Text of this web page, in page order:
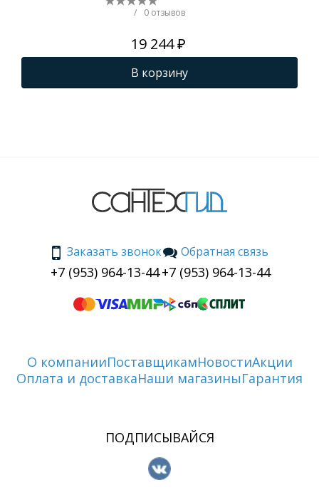
/ 0 отзывов
19 244 ₽
В корзину
Заказать звонок
+7 (953) 964-13-44
Обратная связь
+7 (953) 964-13-44
О компанииПоставщикамНовостиАкции
Оплата и доставкаНаши магазиныГарантия
ПОДПИСЫВАЙСЯ